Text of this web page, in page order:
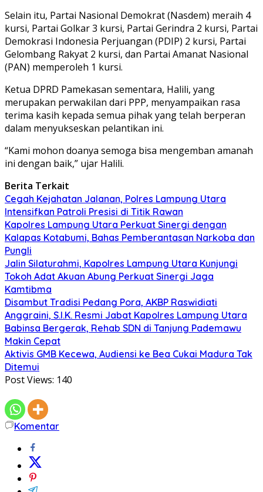
Selain itu, Partai Nasional Demokrat (Nasdem) meraih 4
kursi, Partai Golkar 3 kursi, Partai Gerindra 2 kursi, Partai
Demokrasi Indonesia Perjuangan (PDIP) 2 kursi, Partai
Gelombang Rakyat 2 kursi, dan Partai Amanat Nasional
(PAN) memperoleh 1 kursi.
Ketua DPRD Pamekasan sementara, Halili, yang
merupakan perwakilan dari PPP, menyampaikan rasa
terima kasih kepada semua pihak yang telah berperan
dalam menyukseskan pelantikan ini.
“Kami mohon doanya semoga bisa mengemban amanah
ini dengan baik,” ujar Halili.
Berita Terkait
Cegah Kejahatan Jalanan, Polres Lampung Utara
Intensifkan Patroli Presisi di Titik Rawan
Kapolres Lampung Utara Perkuat Sinergi dengan
Kalapas Kotabumi, Bahas Pemberantasan Narkoba dan
Pungli
Jalin Silaturahmi, Kapolres Lampung Utara Kunjungi
Tokoh Adat Akuan Abung Perkuat Sinergi Jaga
Kamtibma
Disambut Tradisi Pedang Pora, AKBP Raswidiati
Anggraini, S.I.K. Resmi Jabat Kapolres Lampung Utara
Babinsa Bergerak, Rehab SDN di Tanjung Pademawu
Makin Cepat
Aktivis GMB Kecewa, Audiensi ke Bea Cukai Madura Tak
Ditemui
Post Views: 140
Komentar